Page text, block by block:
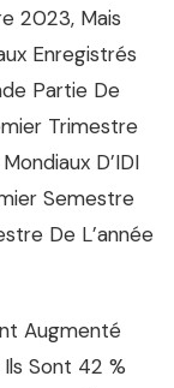
2023, Mais
Enregistrés
Partie De
Trimestre
D’IDI
Semestre
De L’année
Augmenté
Sont 42 %